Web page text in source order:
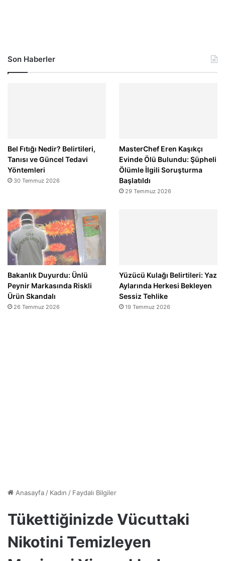
Son Haberler
Bel Fıtığı Nedir? Belirtileri,
Tanısı ve Güncel Tedavi
Yöntemleri
30 Temmuz 2026
MasterChef Eren Kaşıkçı
Evinde Ölü Bulundu: Şüpheli
Ölümle İlgili Soruşturma
Başlatıldı
29 Temmuz 2026
Bakanlık Duyurdu: Ünlü
Peynir Markasında Riskli
Ürün Skandalı
26 Temmuz 2026
Yüzücü Kulağı Belirtileri: Yaz
Aylarında Herkesi Bekleyen
Sessiz Tehlike
19 Temmuz 2026